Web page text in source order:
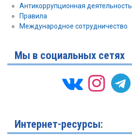
Антикоррупционная деятельность
Правила
Международное сотрудничество
Мы в социальных сетях
Интернет-ресурсы: